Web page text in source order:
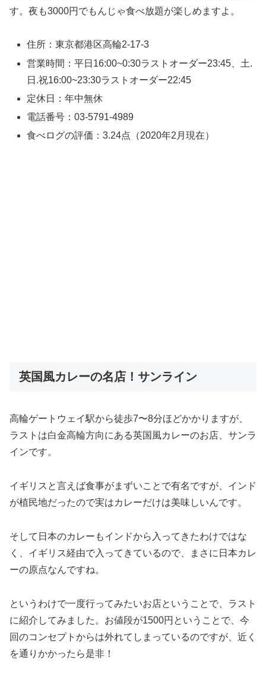
す。夜も3000円でもんじゃ食べ放題が楽しめますよ。
住所：東京都港区高輪2-17-3
営業時間：平日16:00~0:30ラストオーダー23:45、土.
日.祝16:00~23:30ラストオーダー22:45
定休日：年中無休
電話番号：03-5791-4989
食べログの評価：3.24点（2020年2月現在）
英国風カレーの名店！サンライン
高輪ゲートウェイ駅から徒歩7〜8分ほどかかりますが、
ラストは白金高輪方向にある英国風カレーのお店、サンラ
インです。
イギリスと言えば食事がまずいことで有名ですが、インド
が植民地だったので実はカレーだけは美味しいんです。
そして日本のカレーもインドから入ってきたわけではな
く、イギリス経由で入ってきているので、まさに日本カレ
ーの原点なんですね。
というわけで一度行ってみたいお店ということで、ラスト
に紹介してみました。お値段が1500円ということで、今
回のコンセプトからは外れてしまっているのですが、近く
を通りかかったら是非！